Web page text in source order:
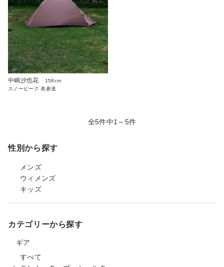
中嶋沙也花
158cm
スノーピーク 表参道
全5件中1～5件
性別から探す
メンズ
ウィメンズ
キッズ
カテゴリーから探す
ギア
すべて